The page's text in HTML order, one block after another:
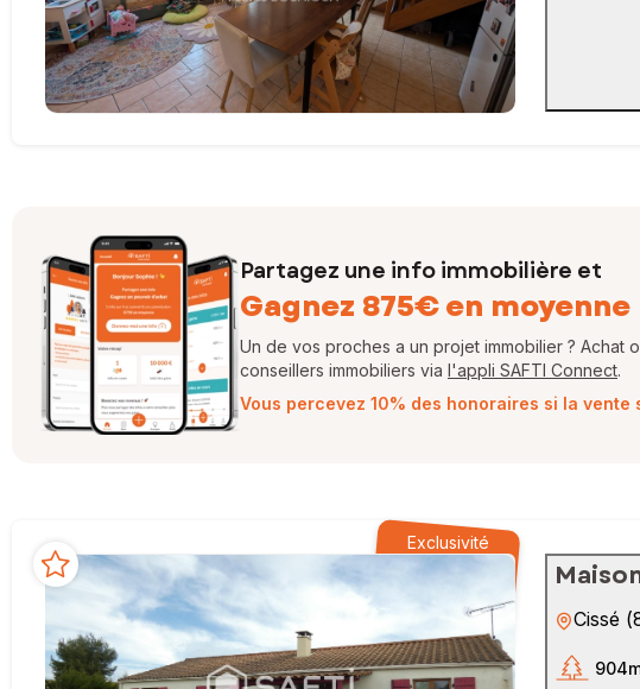
Partagez une info immobilière et
Gagnez 875€ en moyenne
Un de vos proches a un projet immobilier ? Achat
conseillers immobiliers via l'appli SAFTI Connect.
Vous percevez 10% des honoraires si la vente
Exclusivité
Cissé (